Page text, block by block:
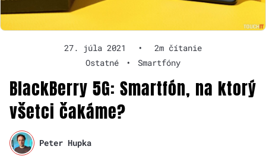
27. júla 2021 •
2m čítanie
Ostatné
• Smartfóny
BlackBerry 5G: Smartfón, na ktorý
všetci čakáme?
Peter Hupka